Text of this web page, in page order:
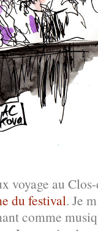
voyage au
du festival. Je
comme